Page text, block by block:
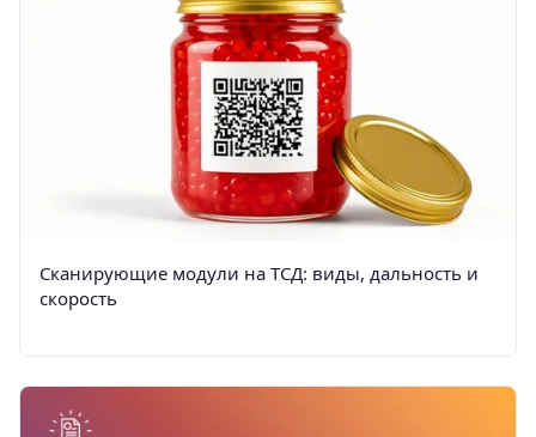
Сканирующие модули на ТСД: виды, дальность и
скорость